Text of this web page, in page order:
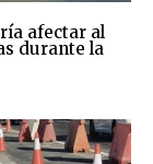
afectar al
durante la